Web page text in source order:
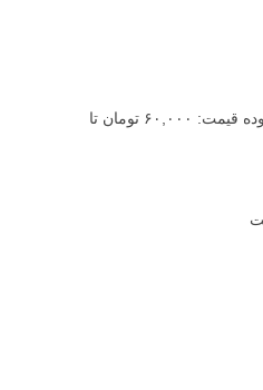
محدوده قیمت: ۶۰,۰۰۰ تومان تا